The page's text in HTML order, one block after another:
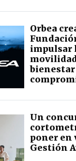
Orbea
impulsar
bienestar
Un
poner en
Gestión